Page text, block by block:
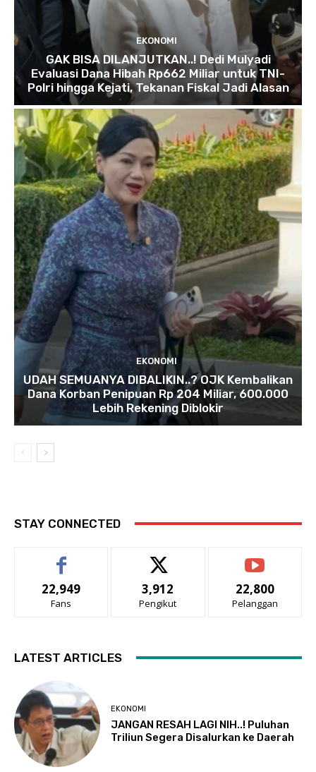
EKONOMI
GAK BISA DILANJUTKAN..! Dedi Mulyadi
Evaluasi Dana Hibah Rp662 Miliar untuk TNI-
Polri hingga Kejati, Tekanan Fiskal Jadi Alasan
EKONOMI
UDAH SEMUANYA DIBALIKIN..? OJK Kembalikan
Dana Korban Penipuan Rp 204 Miliar, 600.000
Lebih Rekening Diblokir
STAY CONNECTED
22,949
Fans
3,912
Pengikut
22,800
Pelanggan
LATEST ARTICLES
EKONOMI
JANGAN RESAH LAGI NIH..! Puluhan
Triliun Segera Disalurkan ke Daerah